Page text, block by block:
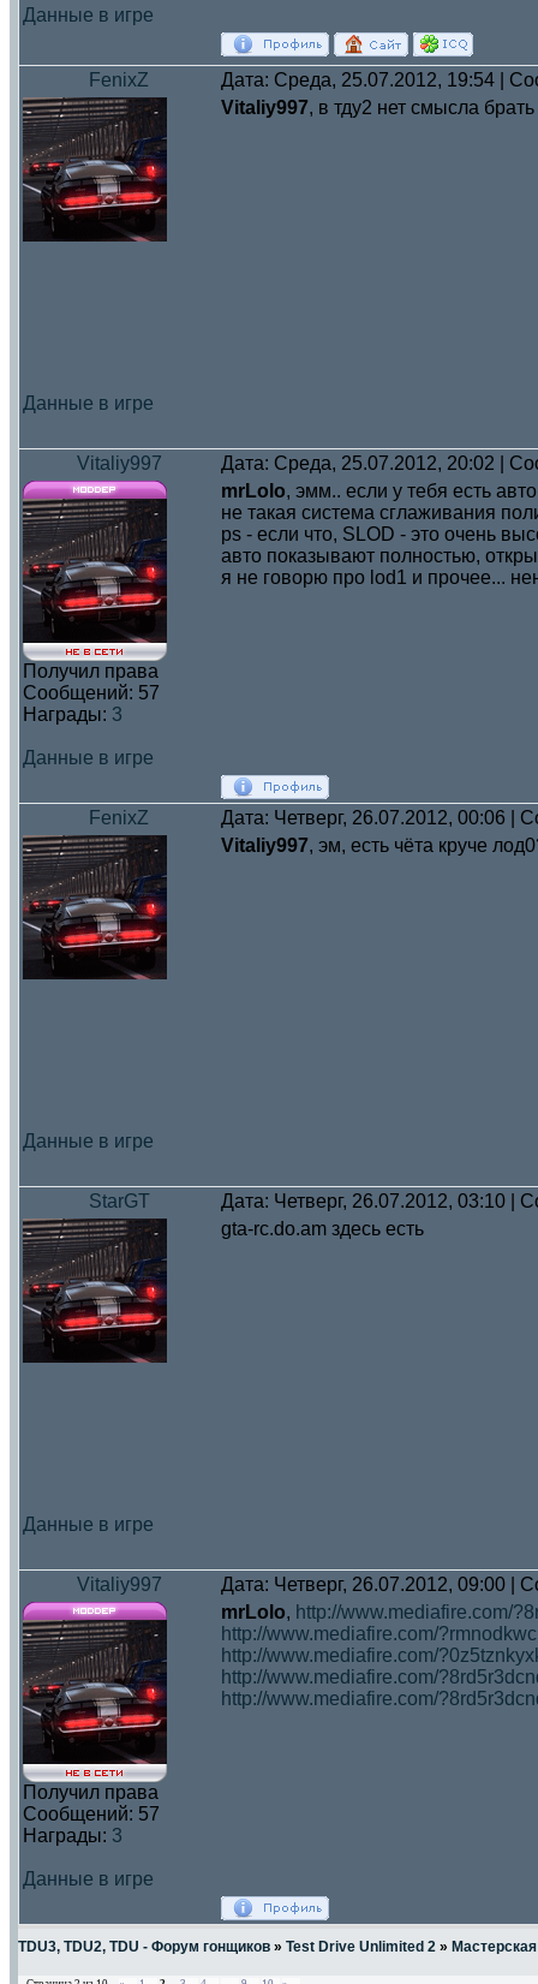
Данные в игре
FenixZ Дата: Среда, 25.07.2012, 19:54 |
Данные в игре
Vitaliy997, в тду2 нет смысла
Vitaliy997 Дата: Среда, 25.07.2012, 20:02 |
Получил права
Сообщений: 57
Награды: 3
Данные в игре
mrLolo, эмм.. если у тебя есть
не такая система сглаживания
ps - если что, SLOD - это очень
авто показывают полностью,
я не говорю про lod1 и прочее...
FenixZ Дата: Четверг, 26.07.2012, 00:06 |
Данные в игре
Vitaliy997, эм, есть чёта круче
StarGT Дата: Четверг, 26.07.2012, 03:10 |
Данные в игре
gta-rc.do.am здесь есть
Vitaliy997 Дата: Четверг, 26.07.2012, 09:00 |
Получил права
Сообщений: 57
Награды: 3
Данные в игре
mrLolo, http://www.mediafire.com/
http://www.mediafire.com/
http://www.mediafire.com/
http://www.mediafire.com/
http://www.mediafire.com/
TDU3, TDU2, TDU - Форум гонщиков » Test Drive Unlimited 2 » Мастерская